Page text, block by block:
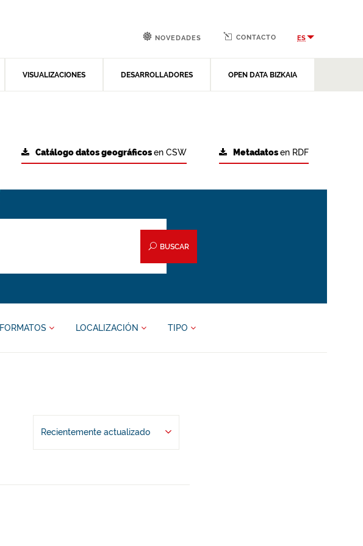
VISUALIZACIONES DESARROLLADORES OPEN DATA BIZKAIA
NOVEDADES CONTACTO ES
Metadatosen RDF
Catálogo datos geográficosen CSW
BUSCAR
FORMATOS LOCALIZACIÓN TIPO
Recientemente actualizado